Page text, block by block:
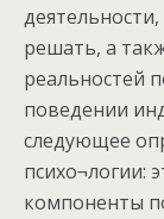
решать, а
реальностей
поведении
следующее
психо¬логии:
компоненты